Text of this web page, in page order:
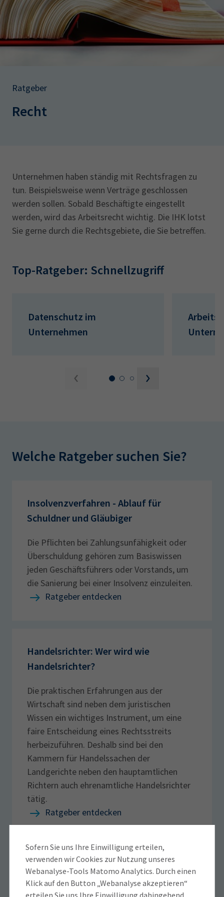
Leichte Sprache
IHK regional
Presse
Magazin Log-in
AdA
34d
Prüfungstermine
Wirtschaftsfachwirt
34f
Negativerklärung
Sachkundeprüfung
Berichtsheft
AEVO
Sofern Sie uns Ihre Einwilligung erteilen,
verwenden wir Cookies zur Nutzung unseres
Webanalyse-Tools Matomo Analytics. Durch einen
Klick auf den Button „Webanalyse akzeptieren“
erteilen Sie uns Ihre Einwilligung dahingehend,
Ratgeber
Recht
Unternehmen haben ständig mit Rechtsfragen zu
tun. Beispielsweise wenn Verträge geschlossen
werden sollen. Sobald Beschäftigte eingestellt
werden, wird das Arbeitsrecht wichtig. Die IHK lotst
Sie gerne durch die Rechtsgebiete, die Sie betreffen.
Top-Ratgeber: Schnellzugriff
Datenschutz im
Unternehmen
Welche Ratgeber suchen Sie?
Insolvenzverfahren - Ablauf für
Schuldner und Gläubiger
Die Pflichten bei Zahlungsunfähigkeit oder
Überschuldung gehören zum Basiswissen
jeden Geschäftsführers oder Vorstands, um
die Sanierung bei einer Insolvenz einzuleiten.
Ratgeber entdecken
Handelsrichter: Wer wird wie
Handelsrichter?
Die praktischen Erfahrungen aus der
Wirtschaft sind neben dem juristischen
Wissen ein wichtiges Instrument, um eine
faire Entscheidung eines Rechtsstreits
herbeizuführen. Deshalb sind bei den
Kammern für Handelssachen der
Landgerichte neben den hauptamtlichen
Richtern auch ehrenamtliche Handelsrichter
tätig.
Ratgeber entdecken
Markenrecht, Designrecht und
Urheberrecht